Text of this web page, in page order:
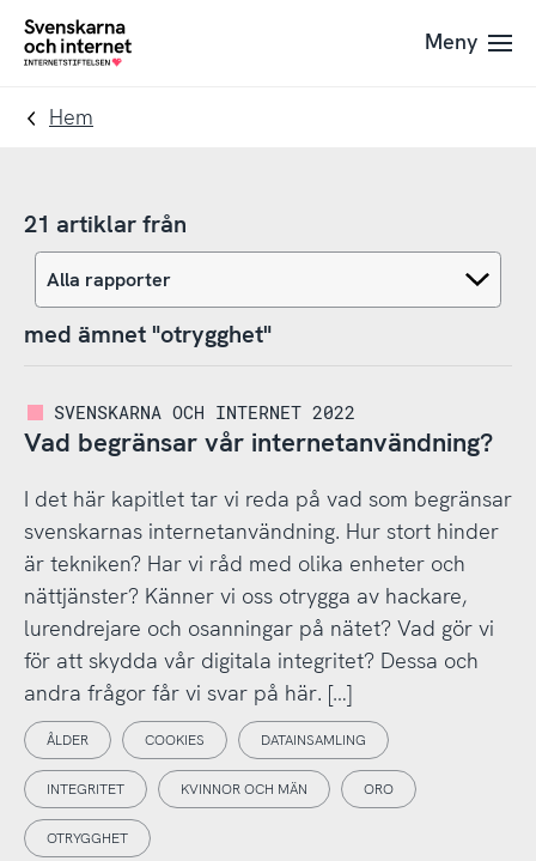
Till
navigation
Till
innehåll
To
Meny
Hem
21 artiklar från
med ämnet "otrygghet"
SVENSKARNA OCH INTERNET 2022
Vad begränsar vår internetanvändning?
I det här kapitlet tar vi reda på vad som begränsar
svenskarnas internetanvändning. Hur stort hinder
är tekniken? Har vi råd med olika enheter och
nättjänster? Känner vi oss otrygga av hackare,
lurendrejare och osanningar på nätet? Vad gör vi
för att skydda vår digitala integritet? Dessa och
andra frågor får vi svar på här. […]
ÅLDER COOKIES DATAINSAMLING
INTEGRITET KVINNOR OCH MÄN ORO
OTRYGGHET